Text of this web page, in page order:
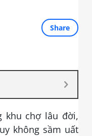
Share
khu chợ lâu đời,
không sầm uất